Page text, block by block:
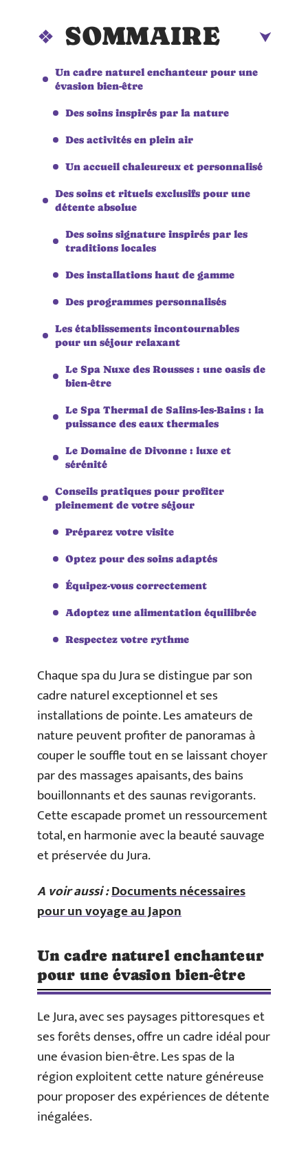
SOMMAIRE
Un cadre naturel enchanteur pour une
évasion bien-être
Des soins inspirés par la nature
Des activités en plein air
Un accueil chaleureux et personnalisé
Des soins et rituels exclusifs pour une
détente absolue
Des soins signature inspirés par les
traditions locales
Des installations haut de gamme
Des programmes personnalisés
Les établissements incontournables
pour un séjour relaxant
Le Spa Nuxe des Rousses : une oasis de
bien-être
Le Spa Thermal de Salins-les-Bains : la
puissance des eaux thermales
Le Domaine de Divonne : luxe et
sérénité
Conseils pratiques pour profiter
pleinement de votre séjour
Préparez votre visite
Optez pour des soins adaptés
Équipez-vous correctement
Adoptez une alimentation équilibrée
Respectez votre rythme
Chaque spa du Jura se distingue par son
cadre naturel exceptionnel et ses
installations de pointe. Les amateurs de
nature peuvent profiter de panoramas à
couper le souffle tout en se laissant choyer
par des massages apaisants, des bains
bouillonnants et des saunas revigorants.
Cette escapade promet un ressourcement
total, en harmonie avec la beauté sauvage
et préservée du Jura.
A voir aussi :Documents nécessaires
pour un voyage au Japon
Un cadre naturel enchanteur
pour une évasion bien-être
Le Jura, avec ses paysages pittoresques et
ses forêts denses, offre un cadre idéal pour
une évasion bien-être. Les spas de la
région exploitent cette nature généreuse
pour proposer des expériences de détente
inégalées.